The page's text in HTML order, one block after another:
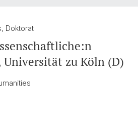
Doktorat
zu Köln (D)